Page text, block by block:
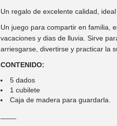
Un regalo de excelente calidad,
Un juego para compartir en familia,
vacaciones y dias de lluvia. Sirve
arriesgarse, divertirse y practicar la
CONTENIDO:
5 dados
1 cubilete
Caja de madera para guardarla.